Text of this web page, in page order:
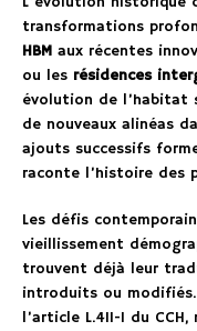
transformations
HBM aux récentes
ou les résidences
évolution de l’habitat
de nouveaux alinéas
ajouts successifs
raconte l’histoire des
Les défis
vieillissement
trouvent déjà leur
introduits ou modifiés.
l’article L.411-1 du